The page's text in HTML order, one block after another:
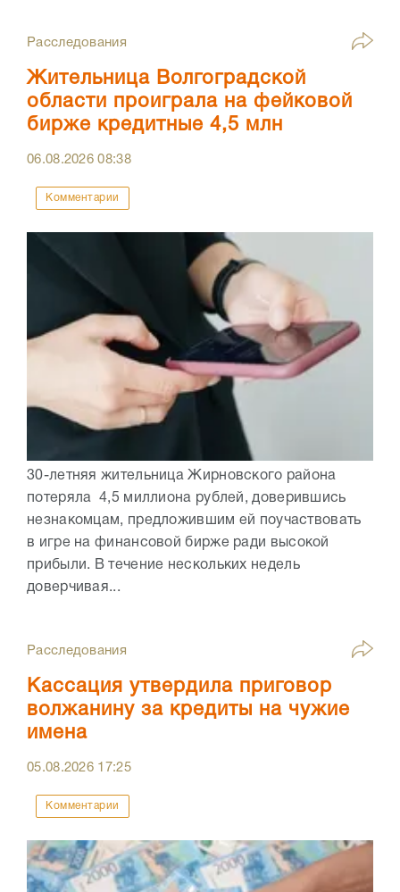
Расследования
Жительница Волгоградской
области проиграла на фейковой
бирже кредитные 4,5 млн
06.08.202608:38
Комментарии
30-летняя жительница Жирновского района
потеряла 4,5 миллиона рублей, доверившись
незнакомцам, предложившим ей поучаствовать
в игре на финансовой бирже ради высокой
прибыли. В течение нескольких недель
доверчивая...
Расследования
Кассация утвердила приговор
волжанину за кредиты на чужие
имена
05.08.2026 17:25
Комментарии